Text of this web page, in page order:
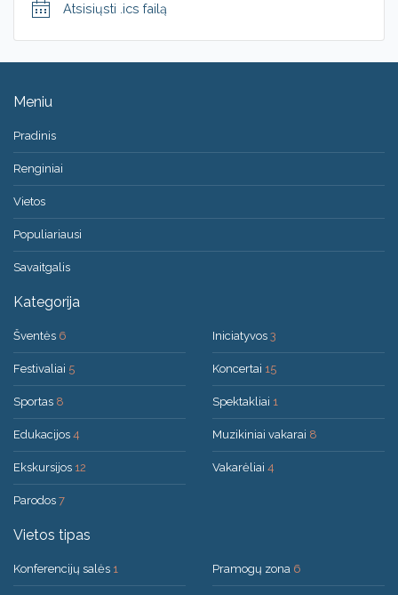
Atsisiųsti .ics failą
Meniu
Pradinis
Renginiai
Vietos
Populiariausi
Savaitgalis
Kategorija
Šventės 6
Festivaliai 5
Sportas 8
Edukacijos 4
Ekskursijos 12
Parodos 7
Iniciatyvos 3
Koncertai 15
Spektakliai 1
Muzikiniai vakarai 8
Vakarėliai 4
Vietos tipas
Konferencijų salės 1 Pramogų zona 6